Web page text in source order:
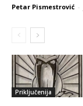
Petar Pismestrović -
Priključenija